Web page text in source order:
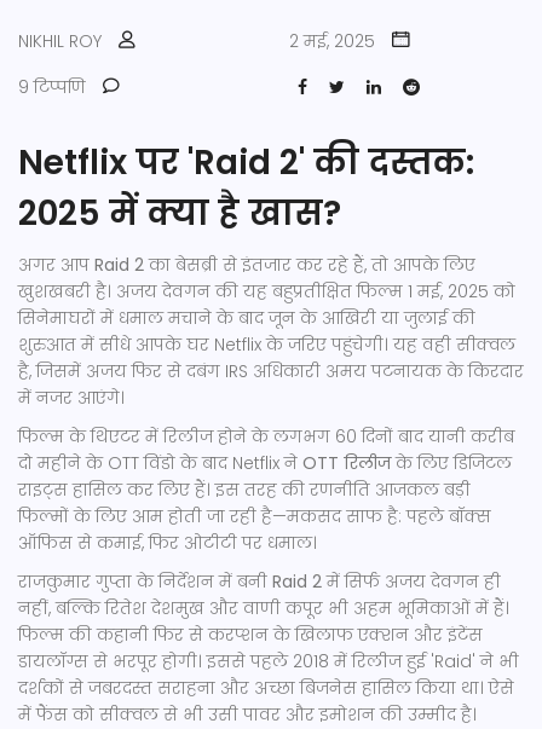
NIKHIL ROY
2 मई, 2025
9 टिप्पणि
Netflix पर 'Raid 2' की दस्तक:
2025 में क्या है खास?
अगर आप Raid 2का बेसब्री से इंतजार कर रहे हैं, तो आपके लिए
खुशखबरी है। अजय देवगन की यह बहुप्रतीक्षित फिल्म 1 मई, 2025 को
सिनेमाघरों में धमाल मचाने के बाद जून के आखिरी या जुलाई की
शुरुआत में सीधे आपके घर Netflix के जरिए पहुंचेगी। यह वही सीक्वल
है, जिसमें अजय फिर से दबंग IRS अधिकारी अमय पटनायक के किरदार
में नजर आएंगे।
फिल्म के थिएटर में रिलीज होने के लगभग 60 दिनों बाद यानी करीब
दो महीने के OTT विंडो के बाद Netflix ने OTT रिलीजके लिए डिजिटल
राइट्स हासिल कर लिए हैं। इस तरह की रणनीति आजकल बड़ी
फिल्मों के लिए आम होती जा रही है—मकसद साफ है: पहले बॉक्स
ऑफिस से कमाई, फिर ओटीटी पर धमाल।
राजकुमार गुप्ता के निर्देशन में बनी Raid 2में सिर्फ अजय देवगन ही
नहीं, बल्कि रितेश देशमुख और वाणी कपूर भी अहम भूमिकाओं में हैं।
फिल्म की कहानी फिर से करप्शन के खिलाफ एक्शन और इंटेंस
डायलॉग्स से भरपूर होगी। इससे पहले 2018 में रिलीज हुई 'Raid' ने भी
दर्शकों से जबरदस्त सराहना और अच्छा बिजनेस हासिल किया था। ऐसे
में फैंस को सीक्वल से भी उसी पावर और इमोशन की उम्मीद है।